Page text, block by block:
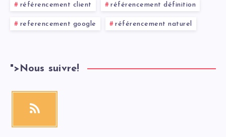
référencement client référencement définition
referencement google référencement naturel
"> Nous suivre!